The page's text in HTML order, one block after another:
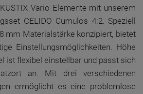
Vario Elemente mit unserem
CELIDO Cumulos 4:2. Speziell
mm Materialstärke konzipiert, bietet
Einstellungsmöglichkeiten. Höhe
ist flexibel einstellbar und passt sich
an. Mit drei verschiedenen
ermöglicht es eine problemlose